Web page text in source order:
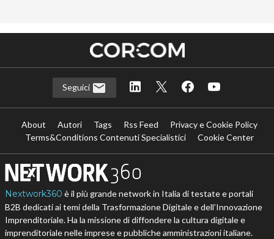
Seguici
About Autori Tags Rss Feed
Privacy e Cookie Policy
Terms&Conditions Contenuti Specialistici
Cookie Center
Nextwork360 è il più grande network in Italia di testate e portali
B2B dedicati ai temi della Trasformazione Digitale e dell’Innovazione
Imprenditoriale. Ha la missione di diffondere la cultura digitale e
imprenditoriale nelle imprese e pubbliche amministrazioni italiane.